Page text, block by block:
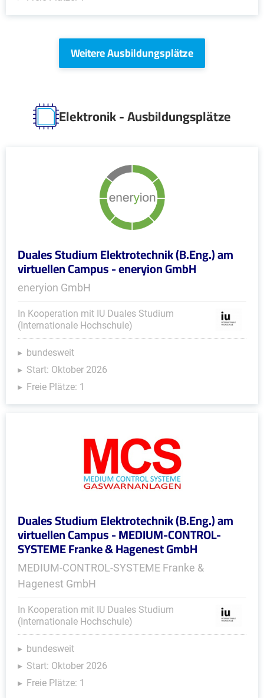
Weitere Ausbildungsplätze
Elektronik - Ausbildungsplätze
Duales Studium Elektrotechnik (B.Eng.) am
virtuellen Campus - eneryion GmbH
eneryion GmbH
In Kooperation mit IU Duales Studium
(Internationale Hochschule)
bundesweit
Start: Oktober 2026
Freie Plätze: 1
Duales Studium Elektrotechnik (B.Eng.) am
virtuellen Campus - MEDIUM-CONTROL-
SYSTEME Franke & Hagenest GmbH
MEDIUM-CONTROL-SYSTEME Franke &
Hagenest GmbH
In Kooperation mit IU Duales Studium
(Internationale Hochschule)
bundesweit
Start: Oktober 2026
Freie Plätze: 1